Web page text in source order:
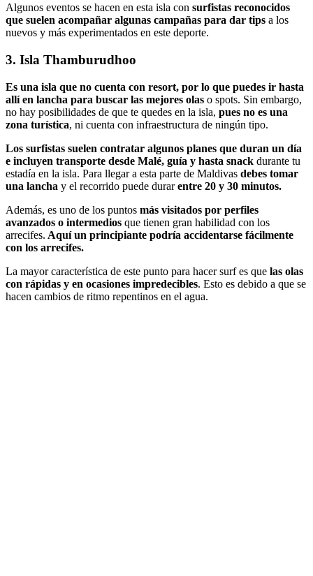
Algunos eventos se hacen en esta isla con surfistas reconocidos
que suelen acompañar algunas campañas para dar tips a los
nuevos y más experimentados en este deporte.
3. Isla Thamburudhoo
Es una isla que no cuenta con resort, por lo que puedes ir hasta
allí en lancha para buscar las mejores olas o spots. Sin embargo,
no hay posibilidades de que te quedes en la isla, pues no es una
zona turística, ni cuenta con infraestructura de ningún tipo.
Los surfistas suelen contratar algunos planes que duran un día
e incluyen transporte desde Malé, guía y hasta snack durante tu
estadía en la isla. Para llegar a esta parte de Maldivas debes tomar
una lancha y el recorrido puede durarentre 20 y 30 minutos.
Además, es uno de los puntos más visitados por perfiles
avanzados o intermedios que tienen gran habilidad con los
arrecifes. Aquí un principiante podría accidentarse fácilmente
con los arrecifes.
La mayor característica de este punto para hacer surf es que las olas
con rápidas y en ocasiones impredecibles. Esto es debido a que se
hacen cambios de ritmo repentinos en el agua.